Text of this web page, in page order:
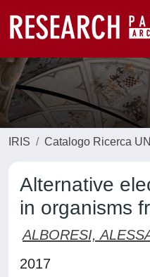
IRIS Catalogo Ricerca
Alternative
in organisms
ALBORESI,
2017